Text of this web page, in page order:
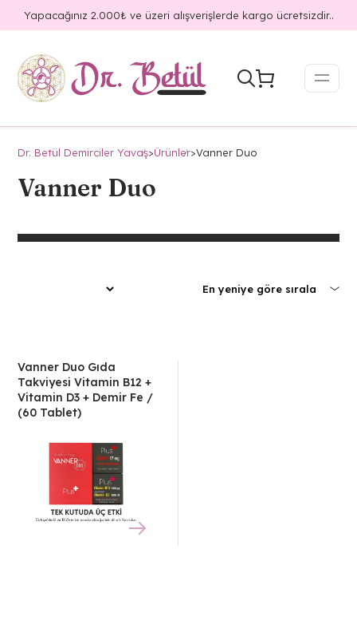
Yapacağınız 2.000₺ ve üzeri alışverişlerde kargo ücretsizdir..
Dr. Betül Demirciler Yavaş>Ürünler>Vanner Duo
Vanner Duo
Vanner Duo Gıda
Takviyesi Vitamin B12 +
Vitamin D3 + Demir Fe /
(60 Tablet)